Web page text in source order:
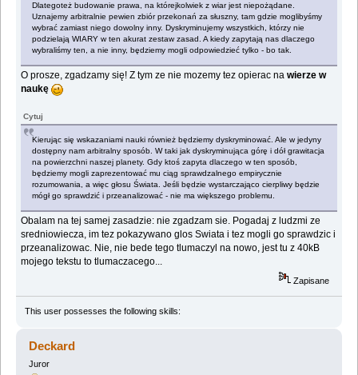
Dlategoteż budowanie prawa, na którejkolwiek z wiar jest niepożądane.
Uznajemy arbitralnie pewien zbiór przekonań za słuszny, tam gdzie moglibyśmy
wybrać zamiast niego dowolny inny. Dyskryminujemy wszystkich, którzy nie
podzielają WIARY w ten akurat zestaw zasad. A kiedy zapytają nas dlaczego
wybraliśmy ten, a nie inny, będziemy mogli odpowiedzieć tylko - bo tak.
O prosze, zgadzamy się! Z tym ze nie mozemy tez opierac nawierze w
naukę
Cytuj
Kierując się wskazaniami nauki również będziemy dyskryminować. Ale w jedyny
dostępny nam arbitralny sposób. W taki jak dyskryminująca górę i dół grawitacja
na powierzchni naszej planety. Gdy ktoś zapyta dlaczego w ten sposób,
będziemy mogli zaprezentować mu ciąg sprawdzalnego empirycznie
rozumowania, a więc głosu Świata. Jeśli będzie wystarczająco cierpliwy będzie
mógł go sprawdzić i przeanalizować - nie ma większego problemu.
Obalam na tej samej zasadzie: nie zgadzam sie. Pogadaj z ludzmi ze
sredniowiecza, im tez pokazywano glos Swiata i tez mogli go sprawdzic i
przeanalizowac. Nie, nie bede tego tlumaczyl na nowo, jest tu z 40kB
mojego tekstu to tlumaczacego...
Zapisane
This user possesses the following skills:
Deckard
Juror